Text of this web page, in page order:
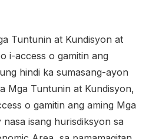
Tuntunin at Kundisyon at
i-access o gamitin ang
hindi ka sumasang-ayon
Mga Tuntunin at Kundisyon,
o gamitin ang aming Mga
isang hurisdiksyon sa